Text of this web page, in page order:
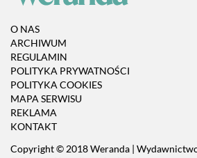
O NAS
ARCHIWUM
REGULAMIN
POLITYKA PRYWATNOŚCI
POLITYKA COOKIES
MAPA SERWISU
REKLAMA
KONTAKT
Copyright © 2018 Weranda |